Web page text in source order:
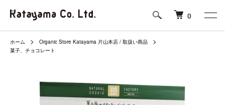
0
ホーム
Organic Store Katayama 片山本店 / 取扱い商品
菓子、チョコレート